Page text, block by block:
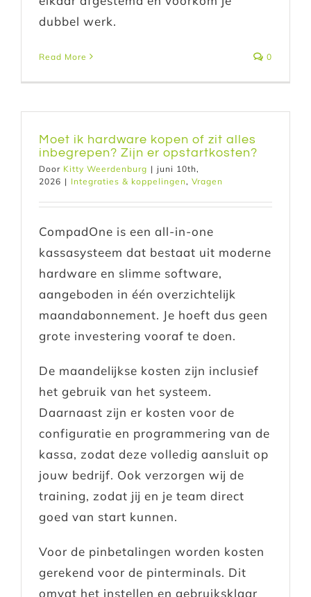
dubbel werk.
Read More 0
Moet ik hardware kopen of zit alles
inbegrepen? Zijn er opstartkosten?
Door Kitty Weerdenburg | juni 10th,
2026 | Integraties & koppelingen, Vragen
CompadOne is een all-in-one
kassasysteem dat bestaat uit moderne
hardware en slimme software,
aangeboden in één overzichtelijk
maandabonnement. Je hoeft dus geen
grote investering vooraf te doen.
De maandelijkse kosten zijn inclusief
het gebruik van het systeem.
Daarnaast zijn er kosten voor de
configuratie en programmering van de
kassa, zodat deze volledig aansluit op
jouw bedrijf. Ook verzorgen wij de
training, zodat jij en je team direct
goed van start kunnen.
Voor de pinbetalingen worden kosten
gerekend voor de pinterminals. Dit
omvat het instellen en gebruiksklaar